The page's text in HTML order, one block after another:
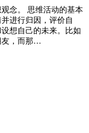
念。 思维活动的基本
进行归因，评价自
想自己的未来。比如
友，而那…